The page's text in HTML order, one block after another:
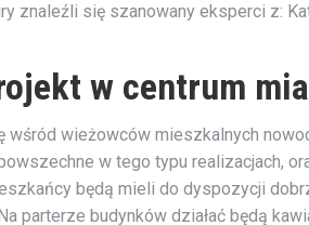
znaleźli się szanowany eksperci z:
w centrum
wśród wieżowców mieszkalnych
w tego typu realizacjach,
będą mieli do dyspozycji
parterze budynków działać będą